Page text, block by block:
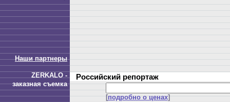
Наши партнеры
ZERKALO -
заказная съемка
Российский репортаж
[подробно о ценах]